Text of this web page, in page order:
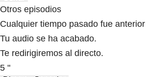
Otros episodios
Cualquier tiempo pasado fue anterior
Tu audio se ha acabado.
Te redirigiremos al directo.
5 "